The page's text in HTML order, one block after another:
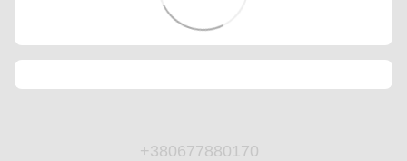
+380677880170